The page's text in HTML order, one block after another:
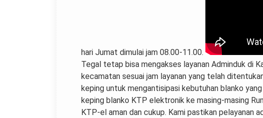
hari Jumat dimulai jam 08.00-11.00.
Tegal tetap bisa mengakses layanan Adminduk di
kecamatan sesuai jam layanan yang telah
keping untuk mengantisipasi kebutuhan blanko
keping blanko KTP elektronik ke masing-masing
KTP-el aman dan cukup. Kami pastikan pelayanan